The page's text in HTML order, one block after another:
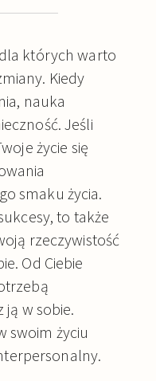
których warto
Kiedy
nauka
Jeśli
życie się
smaku życia.
to także
rzeczywistość
Od Ciebie
ją w sobie.
swoim życiu